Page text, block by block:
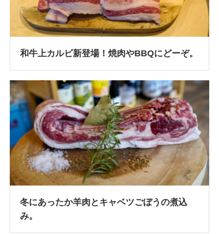
和牛上カルビ新登場！焼肉やBBQにどーぞ。
冬にあったか羊肉とキャベツごぼうの煮込
み。